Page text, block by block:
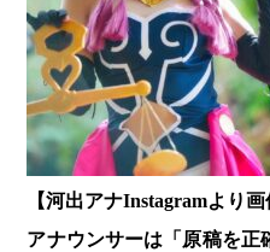
【河出アナInstagramより画
アナウンサーは「原稿を正